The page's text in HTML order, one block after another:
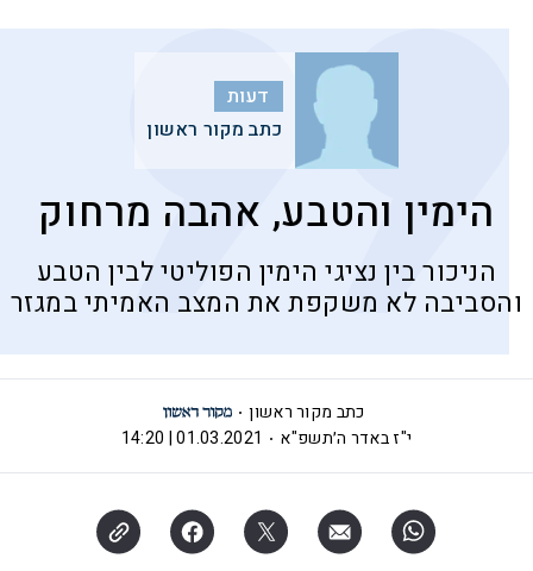
דעות
כתב מקור ראשון
הימין והטבע, אהבה מרחוק
הניכור בין נציגי הימין הפוליטי לבין הטבע
והסביבה לא משקפת את המצב האמיתי במגזר
כתב מקור ראשון
י"ז באדר ה׳תשפ"א
01.03.2021 | 14:20